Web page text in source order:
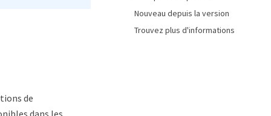
de
dans les
Nouveau depuis la version
Trouvez plus d'informations